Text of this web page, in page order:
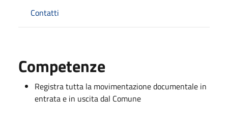
Contatti
Competenze
Registra tutta la movimentazione documentale in
entrata e in uscita dal Comune